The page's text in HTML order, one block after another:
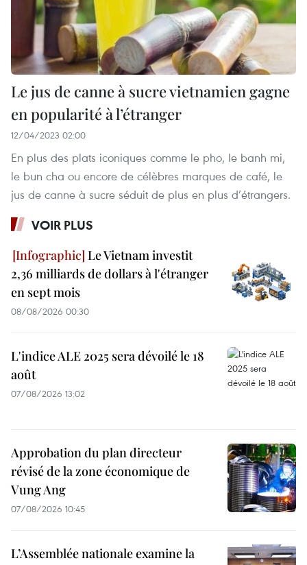
Le jus de canne à sucre vietnamien gagne
en popularité à l’étranger
12/04/2023 02:00
En plus des plats iconiques comme le pho, le banh mi,
le bun cha ou encore de célèbres marques de café, le
jus de canne à sucre séduit de plus en plus d’étrangers.
VOIR PLUS
Le Vietnam investit
2,36 milliards de dollars à l'étranger
en sept mois
08/08/2026 00:30
L'indice ALE 2025 sera dévoilé le 18
août
07/08/2026 13:02
Approbation du plan directeur
révisé de la zone économique de
Vung Ang
07/08/2026 10:45
L’Assemblée nationale examine la